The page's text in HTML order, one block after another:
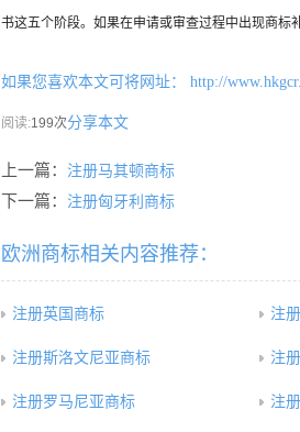
书这五个阶段。如果在申请或审查过程中出现商标
如果您喜欢本文可将网址： http://
阅读:199次分享本文
上一篇： 注册马其顿商标
下一篇： 注册匈牙利商标
欧洲商标相关内容推荐：
注册英国商标 注
注册斯洛文尼亚商标 注
注册罗马尼亚商标 注